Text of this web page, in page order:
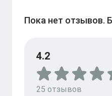
Пока нет отзывов.
4.2
25 отзывов